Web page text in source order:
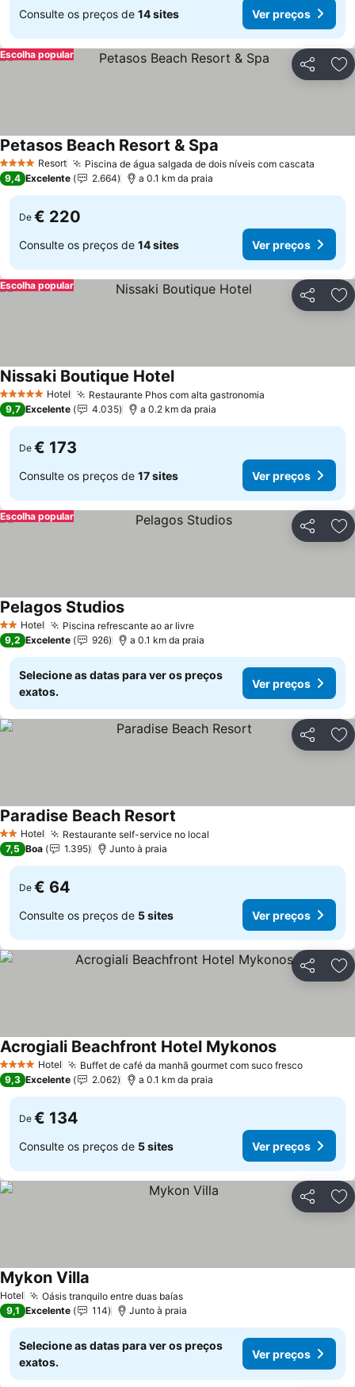
Consulte os preços de 14 sites Ver preços
Partilhar
Escolha popular
4 EstrelasResort Piscina de água salgada de dois níveis com cascata
Petasos Beach Resort & Spa
9,4 Excelente 2.664 a 0.1 km da praia
De € 220
Consulte os preços de 14 sites Ver preços
Partilhar
Escolha popular
5 Estrelas Hotel Restaurante Phos com alta gastronomia
Nissaki Boutique Hotel
9,7 Excelente 4.035 a 0.2 km da praia
De € 173
Consulte os preços de 17 sites Ver preços
Partilhar
Escolha popular
2 Estrelas
Hotel Piscina refrescante ao ar livre
Pelagos Studios
9,2 Excelente 926 a 0.1 km da praia
Selecione as datas para ver os preços
exatos.
Ver preços
Partilhar
2 Estrelas
Hotel Restaurante self-service no local
Paradise Beach Resort
7,5 Boa 1.395 Junto à praia
De € 64
Consulte os preços de 5 sites Ver preços
Partilhar
4 EstrelasHotel Buffet de café da manhã gourmet com suco fresco
Acrogiali Beachfront Hotel Mykonos
9,3 Excelente 2.062 a 0.1 km da praia
De € 134
Consulte os preços de 5 sites Ver preços
Partilhar
Hotel Oásis tranquilo entre duas baías
Mykon Villa
9,1 Excelente 114 Junto à praia
Selecione as datas para ver os preços
exatos.
Ver preços